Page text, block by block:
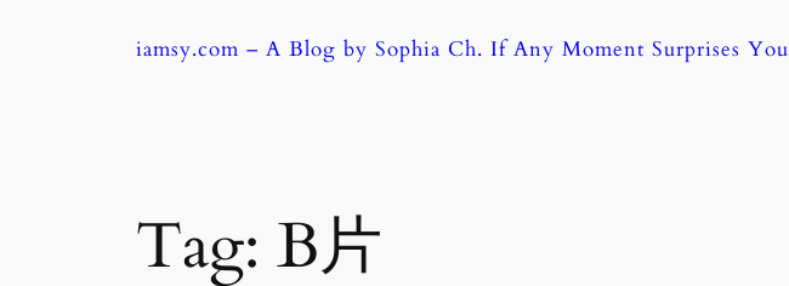
iamsy.com – A Blog by Sophia Ch. If Any Moment Surprises You
Tag: B片